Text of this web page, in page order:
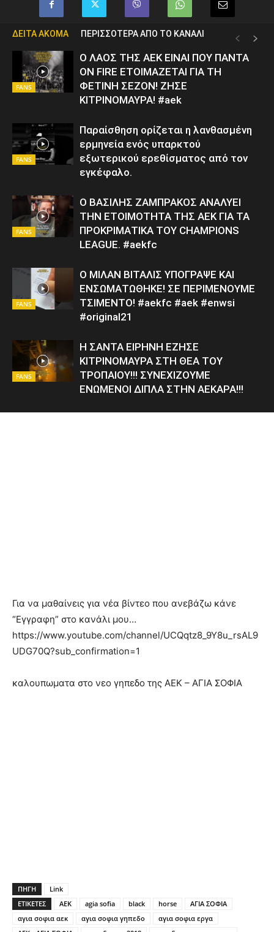
ΔΕΙΤΑ ΑΚΟΜΑ ΠΕΡΙΣΣΟΤΕΡΑ ΑΠΟ ΤΟ ΚΑΝΑΛΙ
FANS
Ο ΛΑΟΣ ΤΗΣ ΑΕΚ ΕΙΝΑΙ ΠΟΥ ΠΑΝΤΑ
ON FIRE ΕΤΟΙΜΑΖΕΤΑΙ ΓΙΑ ΤΗ
ΦΕΤΙΝΗ ΣΕΖΟΝ! ΖΗΣΕ
ΚΙΤΡΙΝΟΜΑΥΡΑ! #aek
FANS
Παραίσθηση ορίζεται η λανθασμένη
ερμηνεία ενός υπαρκτού
εξωτερικού ερεθίσματος από τον
εγκέφαλο.
FANS
Ο ΒΑΣΙΛΗΣ ΖΑΜΠΡΑΚΟΣ ΑΝΑΛΥΕΙ
ΤΗΝ ΕΤΟΙΜΟΤΗΤΑ ΤΗΣ ΑΕΚ ΓΙΑ ΤΑ
ΠΡΟΚΡΙΜΑΤΙΚΑ ΤΟΥ CHAMPIONS
LEAGUE. #aekfc
FANS
Ο ΜΙΛΑΝ ΒΙΤΑΛΙΣ ΥΠΟΓΡΑΨΕ ΚΑΙ
ΕΝΣΩΜΑΤΩΘΗΚΕ! ΣΕ ΠΕΡΙΜΕΝΟΥΜΕ
ΤΣΙΜΕΝΤΟ! #aekfc #aek #enwsi
#original21
FANS
Η ΣΑΝΤΑ ΕΙΡΗΝΗ ΕΖΗΣΕ
ΚΙΤΡΙΝΟΜΑΥΡΑ ΣΤΗ ΘΕΑ ΤΟΥ
ΤΡΟΠΑΙΟΥ!!! ΣΥΝΕΧΙΖΟΥΜΕ
ΕΝΩΜΕΝΟΙ ΔΙΠΛΑ ΣΤΗΝ ΑΕΚΑΡΑ!!!
Για να μαθαίνεις για νέα βίντεο που ανεβάζω κάνε
“Εγγραφη” στο κανάλι μου…
https://www.youtube.com/channel/UCQqtz8_9Y8u_rsAL9
UDG70Q?sub_confirmation=1
καλουπωματα στο νεο γηπεδο της ΑΕΚ – ΑΓΙΑ ΣΟΦΙΑ
ΠΗΓΗ
Link
ΕΤΙΚΕΤΕΣ
AEK agia sofia black horse
ΑΓΙΑ ΣΟΦΙΑ
αγια σοφια αεκ
αγια σοφια γηπεδο
αγια σοφια εργα